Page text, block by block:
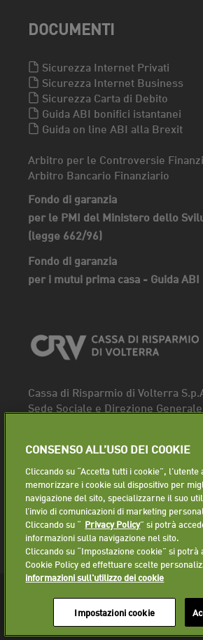
DOCUMENTI
Sicurezza Internet Privati
Sicurezza Internet Business
Sicurezza Carta di Debito
Guida ABI bonifici istantanei
Guida on line ABI alla Brexit
Arbitro per le Controversie
Arbitro Bancario Finanziario
Fondo di garanzia
per le PMI del Ministero dello
(legge 662/96)
Fondo di garanzia
per i mutui prima casa - Guida ABI
Cassa di Risparmio di Volterra
Sede Sociale e Direzione Generale
Fax. 0588 86940
Segui la pagina
Lavora con noi
© 2018 Cassa di Risparmio di Volterra
CONSENSO ALL’USO DEI COOKIE
Cliccando su “Accetta tutti i cookie”, l'utente
memorizzare i cookie sul dispositivo per
navigazione del sito, specializzarne il suo
l’invio di comunicazioni di marketing
Cliccando su “ Privacy Policy” si potrà
informazioni sulla navigazione nel sito.
Cliccando su “Impostazione cookie” si
Cookie Policy ed effettuare scelte
informazioni sull'utilizzo dei cookie
Impostazioni cookie